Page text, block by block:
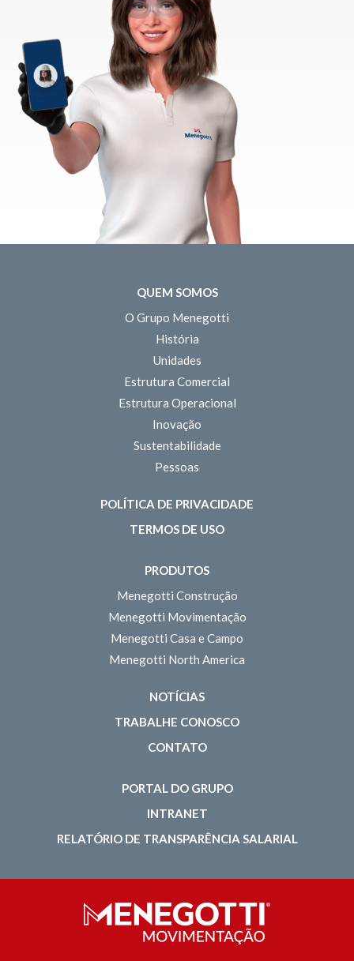
QUEM SOMOS
O Grupo Menegotti
História
Unidades
Estrutura Comercial
Estrutura Operacional
Inovação
Sustentabilidade
Pessoas
POLÍTICA DE PRIVACIDADE
TERMOS DE USO
PRODUTOS
Menegotti Construção
Menegotti Movimentação
Menegotti Casa e Campo
Menegotti North America
NOTÍCIAS
TRABALHE CONOSCO
CONTATO
PORTAL DO GRUPO
INTRANET
RELATÓRIO DE TRANSPARÊNCIA SALARIAL